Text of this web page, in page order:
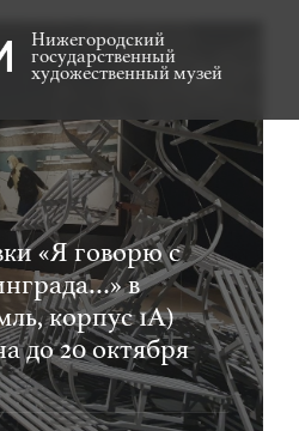
Нижегородский
государственный
художественный музей
0+
«Я говорю с
в
корпус 1А)
до 20 октября